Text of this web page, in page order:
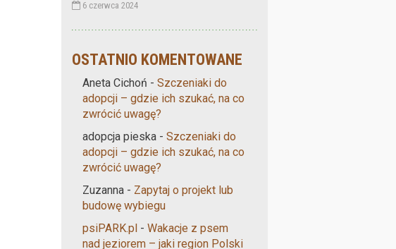
6 czerwca 2024
OSTATNIO KOMENTOWANE
Aneta Cichoń - Szczeniaki do
adopcji – gdzie ich szukać, na co
zwrócić uwagę?
adopcja pieska - Szczeniaki do
adopcji – gdzie ich szukać, na co
zwrócić uwagę?
Zuzanna - Zapytaj o projekt lub
budowę wybiegu
psiPARK.pl - Wakacje z psem
nad jeziorem – jaki region Polski